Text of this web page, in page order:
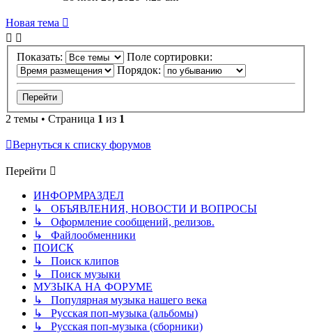
Новая тема
Показать:
Поле сортировки:
Порядок:
2 темы • Страница 1 из 1
Вернуться к списку форумов
Перейти
ИНФОРМРАЗДЕЛ
↳ ОБЪЯВЛЕНИЯ, НОВОСТИ И ВОПРОСЫ
↳ Оформление сообщений, релизов.
↳ Файлообменники
ПОИСК
↳ Поиск клипов
↳ Поиск музыки
МУЗЫКА НА ФОРУМЕ
↳ Популярная музыка нашего века
↳ Русская поп-музыка (альбомы)
↳ Русская поп-музыка (сборники)